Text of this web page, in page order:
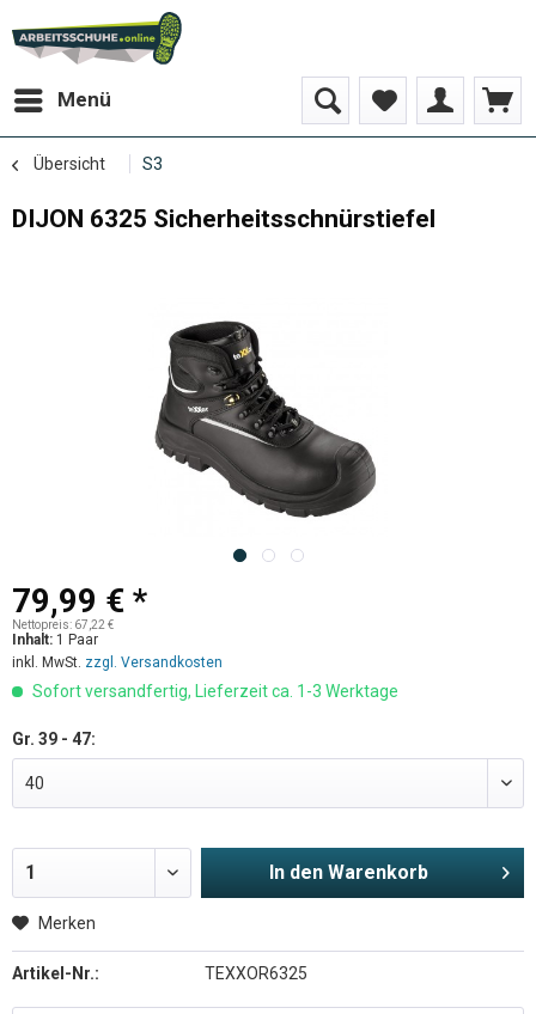
Menü
Übersicht S3
DIJON 6325 Sicherheitsschnürstiefel
79,99 € *
Nettopreis: 67,22 €
Inhalt: 1 Paar
inkl. MwSt. zzgl. Versandkosten
Sofort versandfertig, Lieferzeit ca. 1-3 Werktage
Gr. 39 - 47:
In den Warenkorb
Merken
Artikel-Nr.: TEXXOR6325